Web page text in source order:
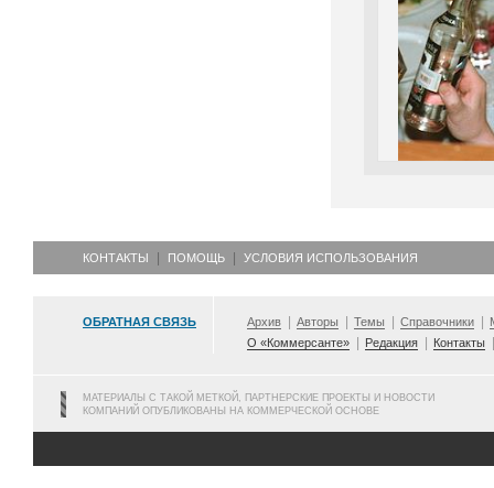
КОНТАКТЫ ПОМОЩЬ УСЛОВИЯ ИСПОЛЬЗОВАНИЯ
ОБРАТНАЯ СВЯЗЬ Архив Авторы Темы Справочники
О «Коммерсанте»
Редакция Контакты
МАТЕРИАЛЫ С ТАКОЙ МЕТКОЙ, ПАРТНЕРСКИЕ ПРОЕКТЫ И НОВОСТИ
КОМПАНИЙ ОПУБЛИКОВАНЫ НА КОММЕРЧЕСКОЙ ОСНОВЕ